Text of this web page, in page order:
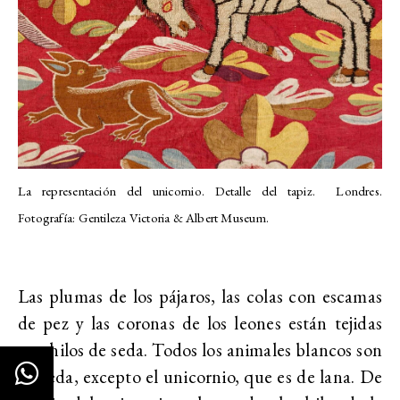
La representación del unicornio. Detalle del tapiz. Londres.
Fotografía: Gentileza Victoria & Albert Museum.
Las plumas de los pájaros, las colas con escamas
de pez y las coronas de los leones están tejidas
con hilos de seda. Todos los animales blancos son
de seda, excepto el unicornio, que es de lana. De